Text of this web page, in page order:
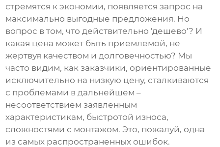
стремятся к экономии, появляется запрос на
максимально выгодные предложения. Но
вопрос в том, что действительно 'дешево'? И
какая цена может быть приемлемой, не
жертвуя качеством и долговечностью? Мы
часто видим, как заказчики, ориентированные
исключительно на низкую цену, сталкиваются
с проблемами в дальнейшем –
несоответствием заявленным
характеристикам, быстротой износа,
сложностями с монтажом. Это, пожалуй, одна
из самых распространенных ошибок.